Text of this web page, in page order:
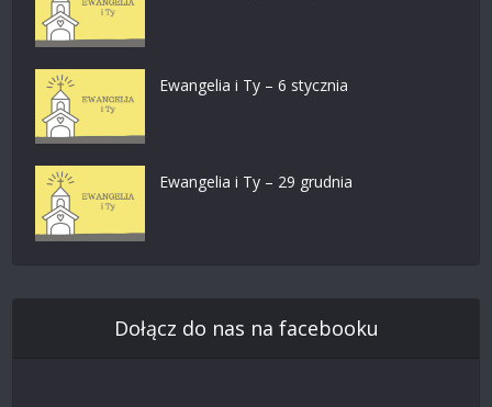
Ewangelia i Ty – 6 stycznia
Ewangelia i Ty – 29 grudnia
Dołącz do nas na facebooku